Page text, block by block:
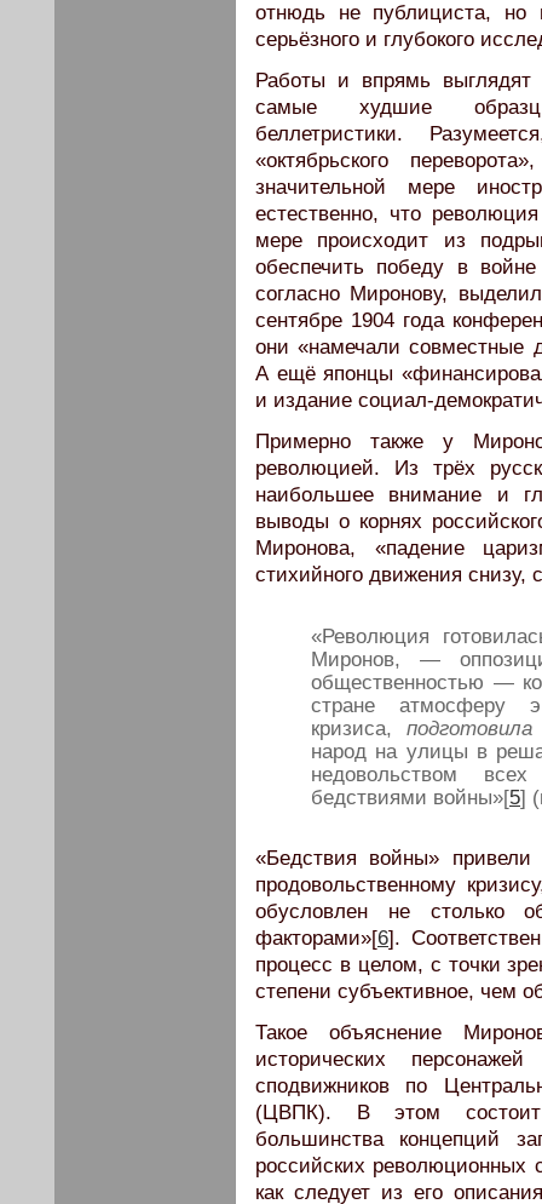
отнюдь не публициста,
серьёзного и глубокого
Работы и впрямь
самые худшие образцы
беллетристики.
«октябрьского
значительной мере
естественно, что
мере происходит из
обеспечить победу в
согласно Миронову,
сентябре 1904 года
они «намечали совместные
А ещё японцы
и издание социал-
Примерно также у
революцией. Из трёх
наибольшее внимание и
выводы о корнях
Миронова, «падение
стихийного движения снизу,
«Революция
Миронов, —
общественностью —
стране атмосферу
кризиса,
народ на улицы в
недовольством
бедствиями войны»[5]
«Бедствия войны»
продовольственному
обусловлен не столько
факторами»[6].
процесс в целом, с точки
степени субъективное, чем
Такое объяснение
исторических
сподвижников по
(ЦВПК). В этом состоит
большинства концепций
российских революционных
как следует из его